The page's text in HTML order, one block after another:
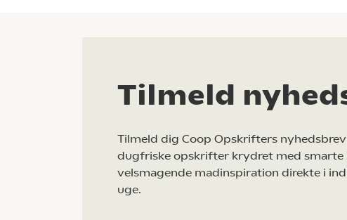
Tilmeld
Tilmeld dig Coop Opskrifters
dugfriske opskrifter krydret med smarte
velsmagende madinspiration direkte i
uge.